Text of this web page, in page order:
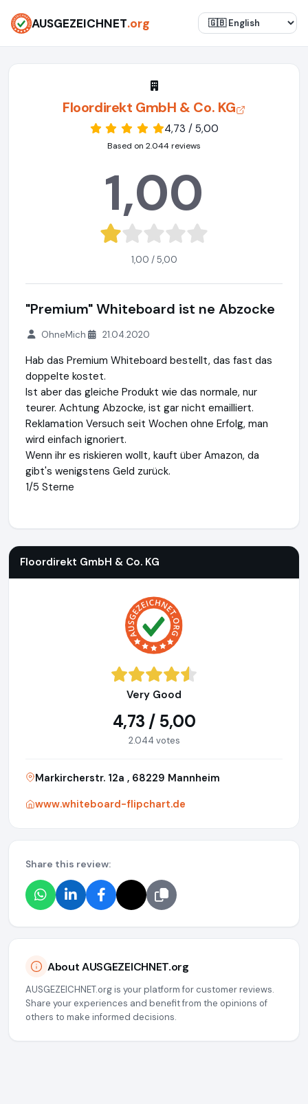
AUSGEZEICHNET.org
Floordirekt GmbH & Co. KG
4,73 / 5,00
Based on 2.044 reviews
1,00
1,00 / 5,00
"Premium" Whiteboard ist ne Abzocke
OhneMich 21.04.2020
Hab das Premium Whiteboard bestellt, das fast das
doppelte kostet.
Ist aber das gleiche Produkt wie das normale, nur
teurer. Achtung Abzocke, ist gar nicht emailliert.
Reklamation Versuch seit Wochen ohne Erfolg, man
wird einfach ignoriert.
Wenn ihr es riskieren wollt, kauft über Amazon, da
gibt's wenigstens Geld zurück.
1/5 Sterne
Floordirekt GmbH & Co. KG
Very Good
4,73 / 5,00
2.044 votes
Markircherstr. 12a , 68229 Mannheim
www.whiteboard-flipchart.de
Share this review:
About AUSGEZEICHNET.org
AUSGEZEICHNET.org is your platform for customer reviews.
Share your experiences and benefit from the opinions of
others to make informed decisions.